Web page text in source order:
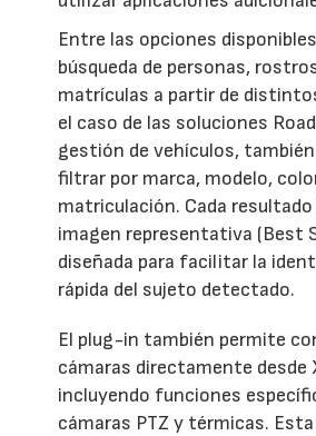
Entre las opciones
búsqueda de personas,
matrículas a partir de
el caso de las soluciones
gestión de vehículos,
filtrar por marca, modelo,
matriculación. Cada
imagen representativa (Best
diseñada para facilitar la
rápida del sujeto detectado.
El plug-in también permite
cámaras directamente desde
incluyendo funciones
cámaras PTZ y térmicas.